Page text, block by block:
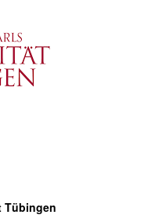
Tübingen